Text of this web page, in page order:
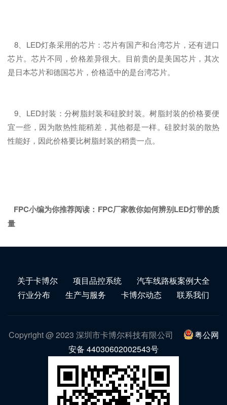
8、LED灯条采用的芯片：芯片有国产和台湾芯片，还有进口
芯片。芯片不同，价格差异很大。目前贵的是美国芯片，其次
是日本芯片和德国芯片，价格适中的是台湾芯片。
9、LED封装：分树脂封装和硅胶封装。树脂封装的价格要便
宜一些，因为散热性能稍差，其他都是一样。硅胶封装的散热
性能好，因此价格要比树脂封装的稍贵一点。
FPC小编为你推荐阅读： FPC厂家教你如何辨别LED灯带的质
量
关于卡博尔 项目品控系统
汽车线路板案例大全
行业分布
生产与服务 卡博尔动态 联系我们
Copyright @ 2023 深圳市卡博尔科技有限公司
粤公网
安备 44030602002543号